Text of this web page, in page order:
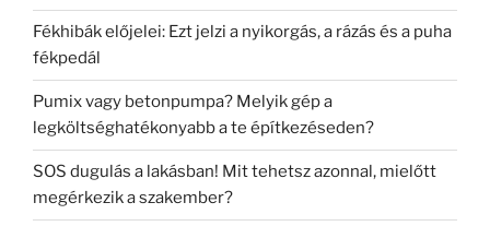
Fékhibák előjelei: Ezt jelzi a nyikorgás, a rázás és a puha
fékpedál
Pumix vagy betonpumpa? Melyik gép a
legköltséghatékonyabb a te építkezéseden?
SOS dugulás a lakásban! Mit tehetsz azonnal, mielőtt
megérkezik a szakember?